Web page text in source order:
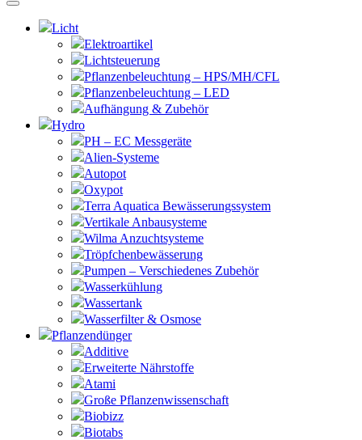
Licht
Elektroartikel
Lichtsteuerung
Pflanzenbeleuchtung – HPS/MH/CFL
Pflanzenbeleuchtung – LED
Aufhängung & Zubehör
Hydro
PH – EC Messgeräte
Alien-Systeme
Autopot
Oxypot
Terra Aquatica Bewässerungssystem
Vertikale Anbausysteme
Wilma Anzuchtsysteme
Tröpfchenbewässerung
Pumpen – Verschiedenes Zubehör
Wasserkühlung
Wassertank
Wasserfilter & Osmose
Pflanzendünger
Additive
Erweiterte Nährstoffe
Atami
Große Pflanzenwissenschaft
Biobizz
Biotabs